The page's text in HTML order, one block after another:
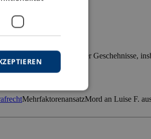
wird aufgrund aktueller Geschehnisse,
MehrfaktorenansatzMord an Luise F.